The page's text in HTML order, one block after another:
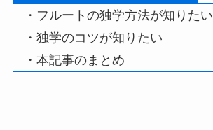
・フルートの独学方法が知りたい
・独学のコツが知りたい
・本記事のまとめ